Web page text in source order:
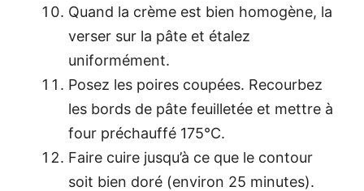
Quand la crème est bien homogène, la
verser sur la pâte et étalez
uniformément.
Posez les poires coupées. Recourbez
les bords de pâte feuilletée et mettre à
four préchauffé 175°C.
Faire cuire jusqu’à ce que le contour
soit bien doré (environ 25 minutes).